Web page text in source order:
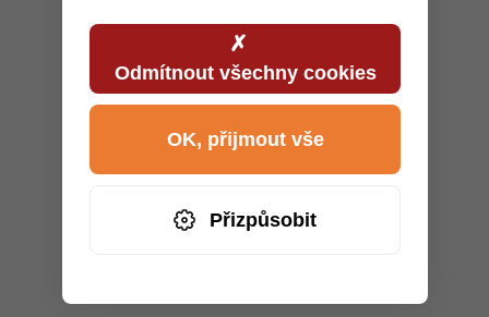
Odmítnout všechny cookies
Přizpůsobit
OK, přijmout vše